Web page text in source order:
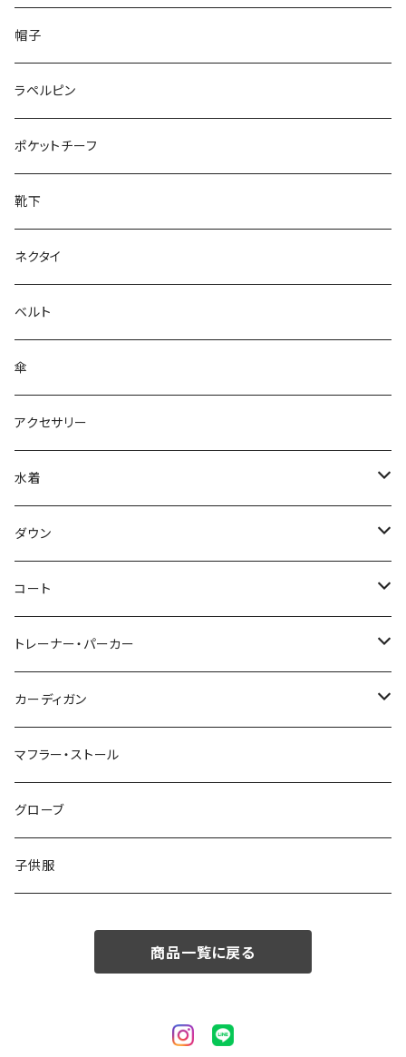
50/XL～
48/L
50/XL～
26cm～
27cm～
28cm～
帽子
ラペルピン
ポケットチーフ
靴下
ネクタイ
ベルト
傘
アクセサリー
水着
～44/S
46/M
48/L
50/XL～
ダウン
～44/S
46/M
48/L
50/XL～
コート
～44/S
46/M
48/L
50/XL～
トレーナー・パーカー
～44/S
46/M
48/L
50/XL～
カーディガン
～44/S
46/M
48/L
マフラー・ストール
グローブ
子供服
商品一覧に戻る